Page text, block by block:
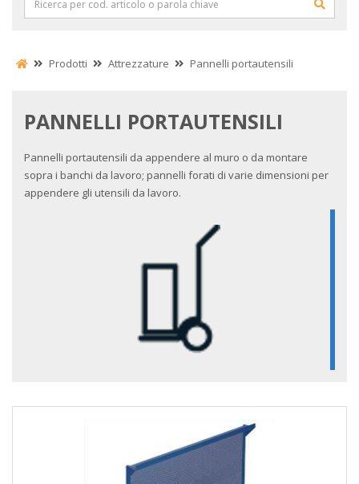
Prodotti Attrezzature Pannelli portautensili
PANNELLI PORTAUTENSILI
Pannelli portautensili da appendere al muro o da montare
sopra i banchi da lavoro; pannelli forati di varie dimensioni per
appendere gli utensili da lavoro.